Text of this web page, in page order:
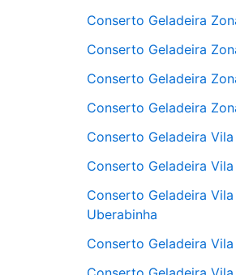
Conserto Geladeira
Conserto Geladeira
Conserto Geladeira
Conserto Geladeira
Conserto Geladeira
Conserto Geladeira Vila
Conserto Geladeira Vila
Uberabinha
Conserto Geladeira